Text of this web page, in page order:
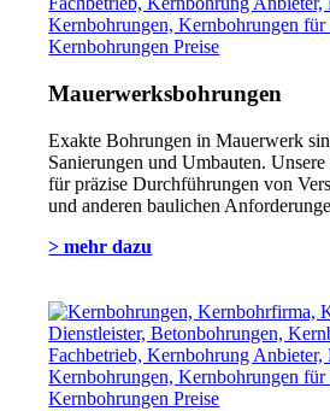
Mauerwerksbohrungen
Exakte Bohrungen in Mauerwerk
Sanierungen und Umbauten.
für präzise Durchführungen von
und anderen baulichen
> mehr dazu